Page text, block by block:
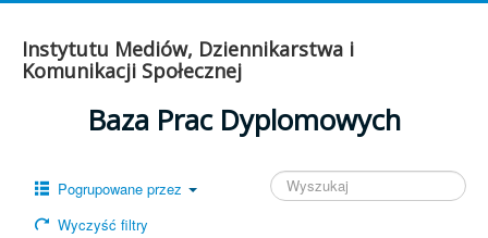
Instytutu Mediów, Dziennikarstwa i
Komunikacji Społecznej
Baza Prac Dyplomowych
Pogrupowane przez
Wyczyść filtry